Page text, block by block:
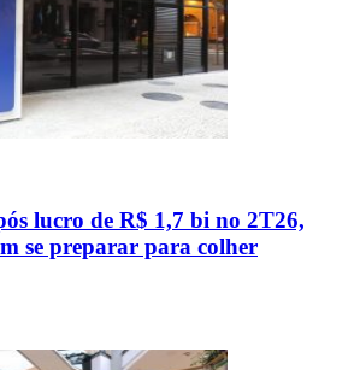
lucro de R$ 1,7 bi no 2T26,
se preparar para colher